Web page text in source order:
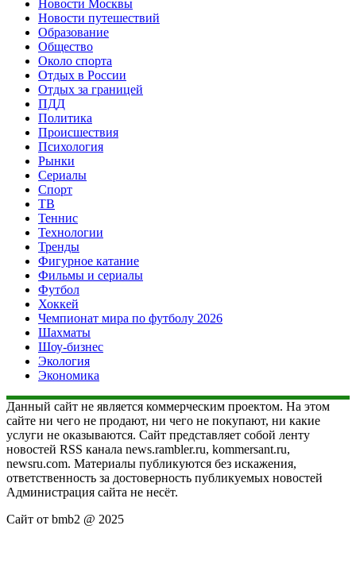
Новости Москвы
Новости путешествий
Образование
Общество
Около спорта
Отдых в России
Отдых за границей
ПДД
Политика
Происшествия
Психология
Рынки
Сериалы
Спорт
ТВ
Теннис
Технологии
Тренды
Фигурное катание
Фильмы и сериалы
Футбол
Хоккей
Чемпионат мира по футболу 2026
Шахматы
Шоу-бизнес
Экология
Экономика
Данный сайт не является коммерческим проектом. На этом
сайте ни чего не продают, ни чего не покупают, ни какие
услуги не оказываются. Сайт представляет собой ленту
новостей RSS канала news.rambler.ru, kommersant.ru,
newsru.com. Материалы публикуются без искажения,
ответственность за достоверность публикуемых новостей
Администрация сайта не несёт.
Сайт от bmb2 @ 2025